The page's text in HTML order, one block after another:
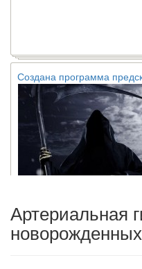
Создана программа
Зарплата врачей в 2018
Артериальная
новорожденных